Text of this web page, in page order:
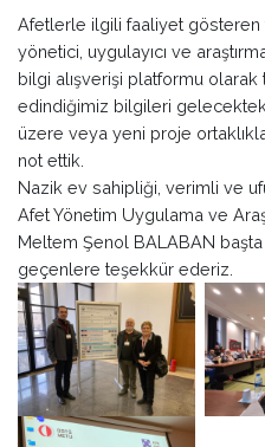
Afetlerle ilgili faaliyet gösteren
yönetici, uygulayıcı ve
bilgi alışverişi platformu
edindiğimiz bilgileri
üzere veya yeni proje
not ettik.
Nazik ev sahipliği, verimli ve
Afet Yönetim Uygulama ve
Meltem Şenol BALABAN
geçenlere teşekkür ederiz.